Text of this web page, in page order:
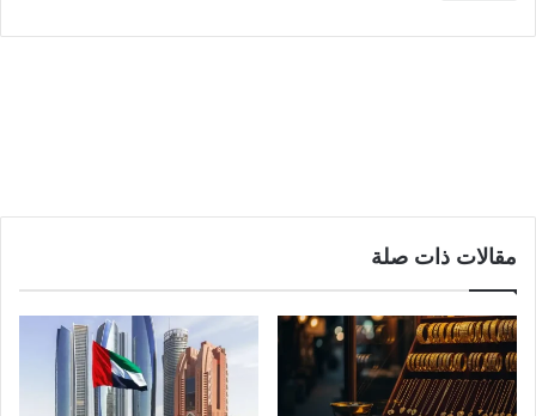
مقالات ذات صلة